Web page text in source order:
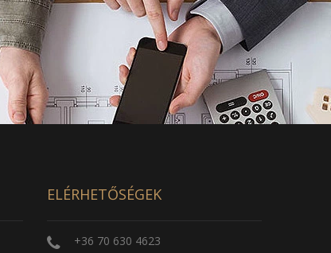
ELÉRHETŐSÉGEK
+36 70 630 4623